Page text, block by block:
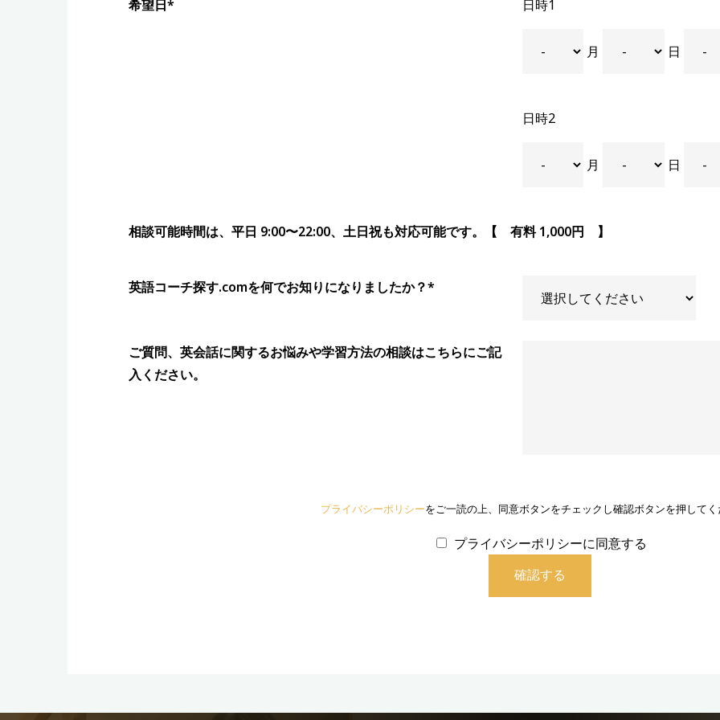
希望日* 日時1
月 日
日時2
月 日
相談可能時間は、平日 9:00〜22:00、土日祝も対応可能です。【 有料 1,000円 】
英語コーチ探す.comを何でお知りになりましたか？*
ご質問、英会話に関するお悩みや学習方法の相談はこちらにご記
入ください。
プライバシーポリシーをご一読の上、同意ボタンをチェックし確認ボタンを押して
プライバシーポリシーに同意する